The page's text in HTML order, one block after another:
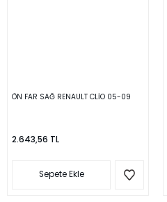
ÖN FAR SAĞ RENAULT CLİO 05-09
2.643,56 TL
Sepete Ekle